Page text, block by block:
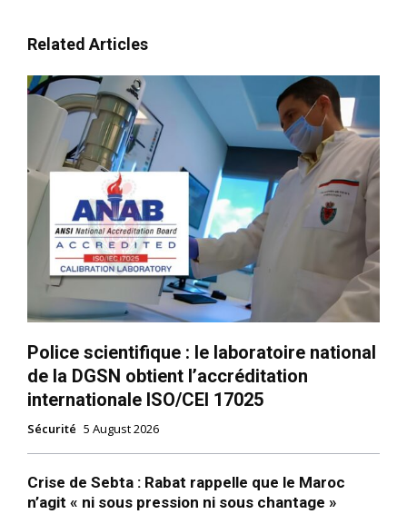
Related Articles
Police scientifique : le laboratoire national
de la DGSN obtient l’accréditation
internationale ISO/CEI 17025
Sécurité 5 August 2026
Crise de Sebta : Rabat rappelle que le Maroc
n’agit « ni sous pression ni sous chantage »